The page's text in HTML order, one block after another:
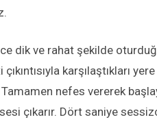
dik ve rahat şekilde
karşılaştıkları
nefes vererek
çıkarır. Dört saniye